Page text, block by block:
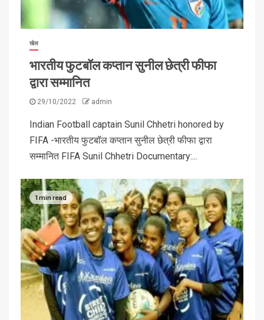
खेल
भारतीय फुटबॉल कप्तान सुनील छेत्री फीफा
द्वारा सम्मानित
29/10/2022 admin
Indian Football captain Sunil Chhetri honored by
FIFA -भारतीय फुटबॉल कप्तान सुनील छेत्री फीफा द्वारा
सम्मानित FIFA Sunil Chhetri Documentary:...
1 min read